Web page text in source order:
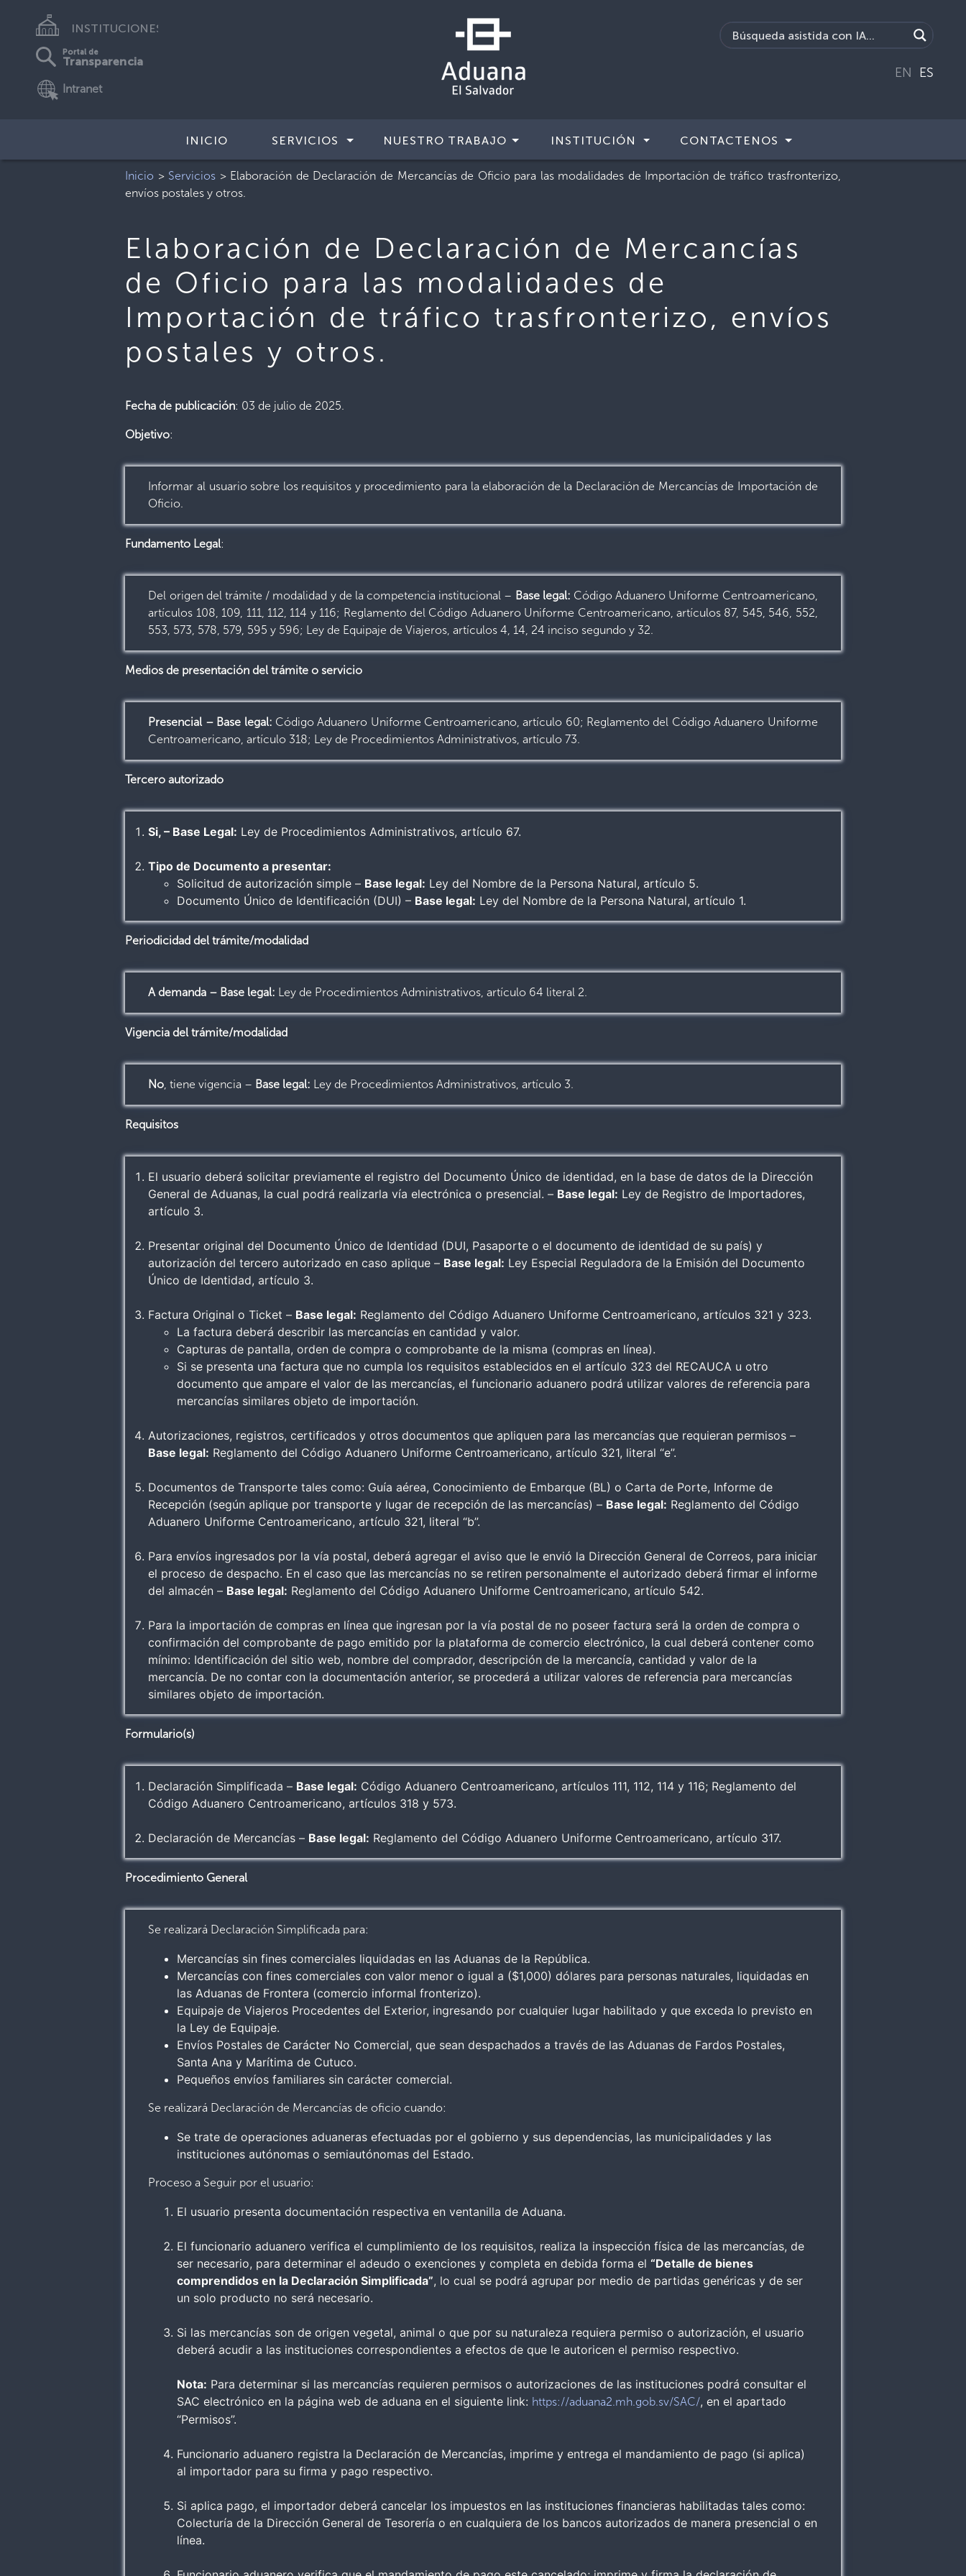
INSTITUCIONES
Portal de
Transparencia
Intranet
EN ES
INICIO SERVICIOS NUESTRO TRABAJO INSTITUCIÓN CONTACTENOS
Inicio > Servicios > Elaboración de Declaración de Mercancías de Oficio para las modalidades de Importación de tráfico trasfronterizo,
envíos postales y otros.
Elaboración de Declaración de Mercancías
de Oficio para las modalidades de
Importación de tráfico trasfronterizo, envíos
postales y otros.
Fecha de publicación: 03 de julio de 2025.
Objetivo:
Informar al usuario sobre los requisitos y procedimiento para la elaboración de la Declaración de Mercancías de Importación de
Oficio.
Fundamento Legal:
Del origen del trámite / modalidad y de la competencia institucional – Base legal: Código Aduanero Uniforme Centroamericano,
artículos 108, 109, 111, 112, 114 y 116; Reglamento del Código Aduanero Uniforme Centroamericano, artículos 87, 545, 546, 552,
553, 573, 578, 579, 595 y 596; Ley de Equipaje de Viajeros, artículos 4, 14, 24 inciso segundo y 32.
Medios de presentación del trámite o servicio
Presencial – Base legal: Código Aduanero Uniforme Centroamericano, artículo 60; Reglamento del Código Aduanero Uniforme
Centroamericano, artículo 318; Ley de Procedimientos Administrativos, artículo 73.
Tercero autorizado
Si, – Base Legal: Ley de Procedimientos Administrativos, artículo 67.
Tipo de Documento a presentar:
Solicitud de autorización simple – Base legal: Ley del Nombre de la Persona Natural, artículo 5.
Documento Único de Identificación (DUI) – Base legal: Ley del Nombre de la Persona Natural, artículo 1.
Periodicidad del trámite/modalidad
A demanda – Base legal: Ley de Procedimientos Administrativos, artículo 64 literal 2.
Vigencia del trámite/modalidad
No, tiene vigencia – Base legal: Ley de Procedimientos Administrativos, artículo 3.
Requisitos
El usuario deberá solicitar previamente el registro del Documento Único de identidad, en la base de datos de la Dirección
General de Aduanas, la cual podrá realizarla vía electrónica o presencial. – Base legal: Ley de Registro de Importadores,
artículo 3.
Presentar original del Documento Único de Identidad (DUI, Pasaporte o el documento de identidad de su país) y
autorización del tercero autorizado en caso aplique – Base legal: Ley Especial Reguladora de la Emisión del Documento
Único de Identidad, artículo 3.
Factura Original o Ticket – Base legal: Reglamento del Código Aduanero Uniforme Centroamericano, artículos 321 y 323.
La factura deberá describir las mercancías en cantidad y valor.
Capturas de pantalla, orden de compra o comprobante de la misma (compras en línea).
Si se presenta una factura que no cumpla los requisitos establecidos en el artículo 323 del RECAUCA u otro
documento que ampare el valor de las mercancías, el funcionario aduanero podrá utilizar valores de referencia para
mercancías similares objeto de importación.
Autorizaciones, registros, certificados y otros documentos que apliquen para las mercancías que requieran permisos –
Base legal: Reglamento del Código Aduanero Uniforme Centroamericano, artículo 321, literal “e”.
Documentos de Transporte tales como: Guía aérea, Conocimiento de Embarque (BL) o Carta de Porte, Informe de
Recepción (según aplique por transporte y lugar de recepción de las mercancías) – Base legal: Reglamento del Código
Aduanero Uniforme Centroamericano, artículo 321, literal “b”.
Para envíos ingresados por la vía postal, deberá agregar el aviso que le envió la Dirección General de Correos, para iniciar
el proceso de despacho. En el caso que las mercancías no se retiren personalmente el autorizado deberá firmar el informe
del almacén – Base legal: Reglamento del Código Aduanero Uniforme Centroamericano, artículo 542.
Para la importación de compras en línea que ingresan por la vía postal de no poseer factura será la orden de compra o
confirmación del comprobante de pago emitido por la plataforma de comercio electrónico, la cual deberá contener como
mínimo: Identificación del sitio web, nombre del comprador, descripción de la mercancía, cantidad y valor de la
mercancía. De no contar con la documentación anterior, se procederá a utilizar valores de referencia para mercancías
similares objeto de importación.
Formulario(s)
Declaración Simplificada – Base legal: Código Aduanero Centroamericano, artículos 111, 112, 114 y 116; Reglamento del
Código Aduanero Centroamericano, artículos 318 y 573.
Declaración de Mercancías – Base legal: Reglamento del Código Aduanero Uniforme Centroamericano, artículo 317.
Procedimiento General
Se realizará Declaración Simplificada para:
Mercancías sin fines comerciales liquidadas en las Aduanas de la República.
Mercancías con fines comerciales con valor menor o igual a ($1,000) dólares para personas naturales, liquidadas en
las Aduanas de Frontera (comercio informal fronterizo).
Equipaje de Viajeros Procedentes del Exterior, ingresando por cualquier lugar habilitado y que exceda lo previsto en
la Ley de Equipaje.
Envíos Postales de Carácter No Comercial, que sean despachados a través de las Aduanas de Fardos Postales,
Santa Ana y Marítima de Cutuco.
Pequeños envíos familiares sin carácter comercial.
Se realizará Declaración de Mercancías de oficio cuando:
Se trate de operaciones aduaneras efectuadas por el gobierno y sus dependencias, las municipalidades y las
instituciones autónomas o semiautónomas del Estado.
Proceso a Seguir por el usuario:
El usuario presenta documentación respectiva en ventanilla de Aduana.
El funcionario aduanero verifica el cumplimiento de los requisitos, realiza la inspección física de las mercancías, de
ser necesario, para determinar el adeudo o exenciones y completa en debida forma el “Detalle de bienes
comprendidos en la Declaración Simplificada”, lo cual se podrá agrupar por medio de partidas genéricas y de ser
un solo producto no será necesario.
Si las mercancías son de origen vegetal, animal o que por su naturaleza requiera permiso o autorización, el usuario
deberá acudir a las instituciones correspondientes a efectos de que le autoricen el permiso respectivo.
Nota: Para determinar si las mercancías requieren permisos o autorizaciones de las instituciones podrá consultar el
SAC electrónico en la página web de aduana en el siguiente link: https://aduana2.mh.gob.sv/SAC/, en el apartado
“Permisos”.
Funcionario aduanero registra la Declaración de Mercancías, imprime y entrega el mandamiento de pago (si aplica)
al importador para su firma y pago respectivo.
Si aplica pago, el importador deberá cancelar los impuestos en las instituciones financieras habilitadas tales como:
Colecturía de la Dirección General de Tesorería o en cualquiera de los bancos autorizados de manera presencial o en
línea.